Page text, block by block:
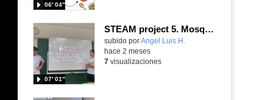
06′ 04″
STEAM project 5. Mosquito trap. Inspired in the glow worms.
Contenido educativo.
subido porAngel Luis H.
07′ 01″
hace 2 meses
7visualizaciones